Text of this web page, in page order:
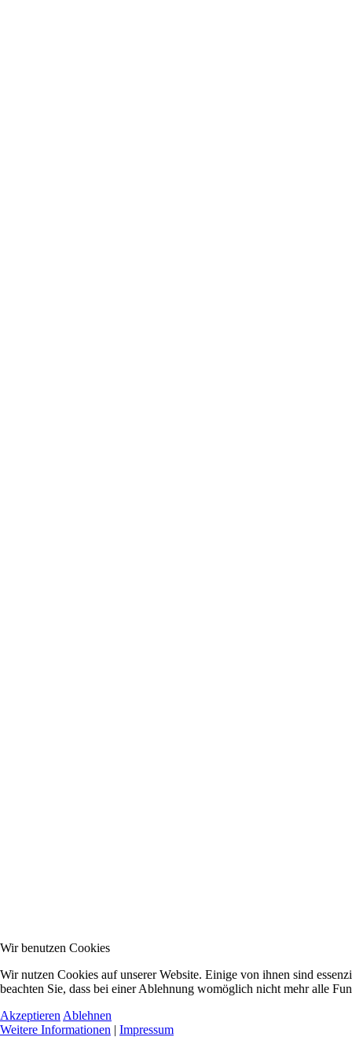
Wir benutzen Cookies
Wir nutzen Cookies auf unserer Website. Einige von ihnen sind
beachten Sie, dass bei einer Ablehnung womöglich nicht mehr alle
Akzeptieren Ablehnen
Weitere Informationen | Impressum